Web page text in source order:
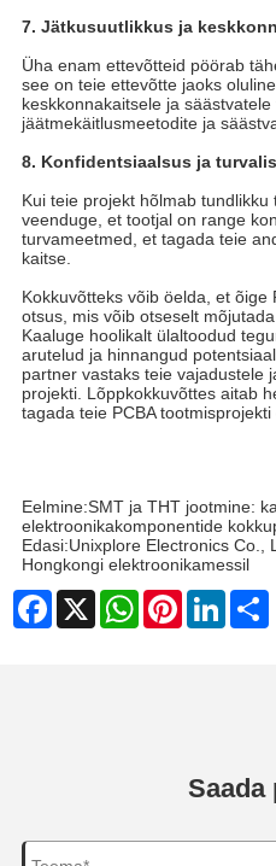
7. Jätkusuutlikkus ja
Üha enam ettevõtteid pöörab
see on teie ettevõtte jaoks
keskkonnakaitsele ja
jäätmekäitlusmeetodite ja
8. Konfidentsiaalsus ja
Kui teie projekt hõlmab tundlikku
veenduge, et tootjal on range
turvameetmed, et tagada teie
kaitse.
Kokkuvõtteks võib öelda, et õige
otsus, mis võib otseselt
Kaaluge hoolikalt ülaltoodud
arutelud ja hinnangud
partner vastaks teie vajadustele
projekti. Lõppkokkuvõttes aitab
tagada teie PCBA tootmisprojekti
Eelmine:SMT ja THT jootmine:
elektroonikakomponentide
Edasi:Unixplore Electronics Co.,
Hongkongi elektroonikamessil
Facebook
X WhatsAppPinterest
Saada